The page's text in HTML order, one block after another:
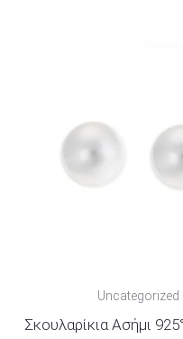
Uncategorized
Σκουλαρίκια Ασήμι